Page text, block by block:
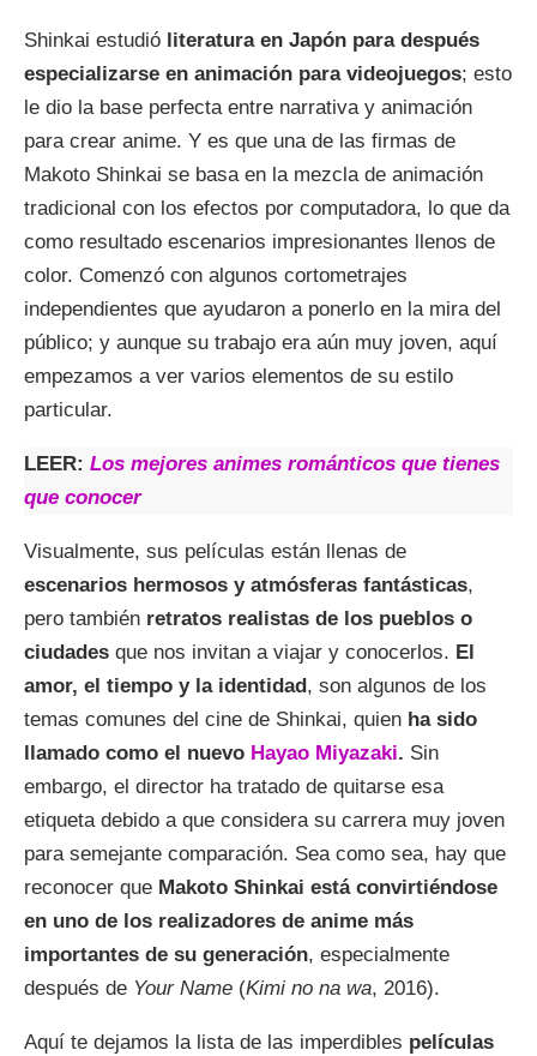
Shinkai estudió literatura en Japón para después
especializarse en animación para videojuegos; esto
le dio la base perfecta entre narrativa y animación
para crear anime. Y es que una de las firmas de
Makoto Shinkai se basa en la mezcla de animación
tradicional con los efectos por computadora, lo que da
como resultado escenarios impresionantes llenos de
color. Comenzó con algunos cortometrajes
independientes que ayudaron a ponerlo en la mira del
público; y aunque su trabajo era aún muy joven, aquí
empezamos a ver varios elementos de su estilo
particular.
LEER: Los mejores animes románticos que tienes
que conocer
Visualmente, sus películas están llenas de
escenarios hermosos y atmósferas fantásticas,
pero también retratos realistas de los pueblos o
ciudades que nos invitan a viajar y conocerlos. El
amor, el tiempo y la identidad , son algunos de los
temas comunes del cine de Shinkai, quien ha sido
llamado como el nuevo Hayao Miyazaki. Sin
embargo, el director ha tratado de quitarse esa
etiqueta debido a que considera su carrera muy joven
para semejante comparación. Sea como sea, hay que
reconocer que Makoto Shinkai está convirtiéndose
en uno de los realizadores de anime más
importantes de su generación, especialmente
después de Your Name (Kimi no na wa, 2016).
Aquí te dejamos la lista de las imperdibles películas